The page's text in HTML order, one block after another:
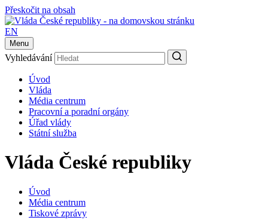
Přeskočit na obsah
EN
Menu
Vyhledávání
Úvod
Vláda
Média centrum
Pracovní a poradní orgány
Úřad vlády
Státní služba
Vláda České republiky
Úvod
Média centrum
Tiskové zprávy